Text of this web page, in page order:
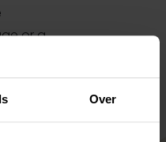
Over
or a